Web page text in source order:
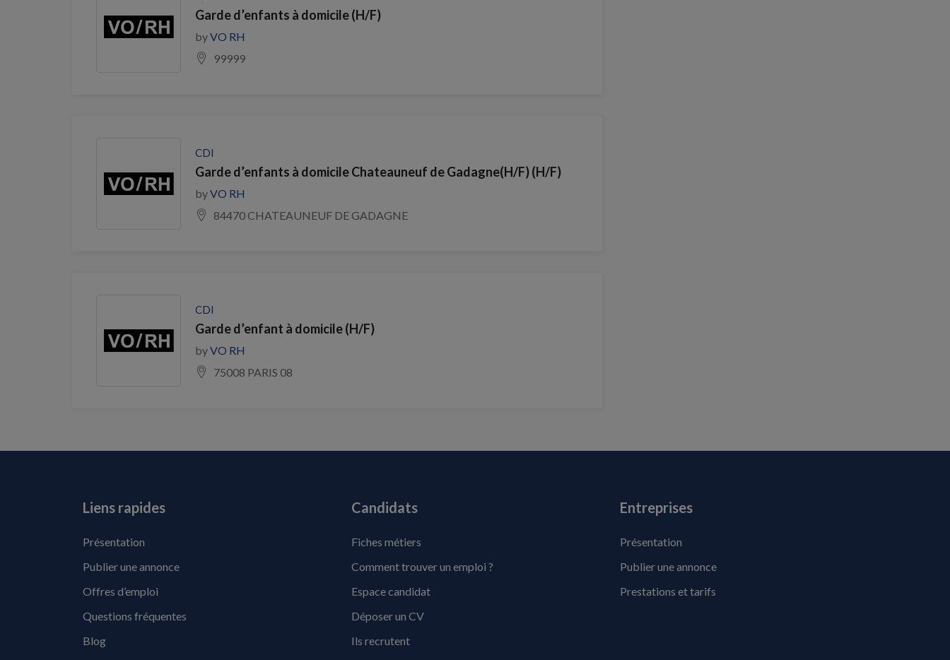
Garde d’enfants à domicile (H/F)
byVO RH
99999
CDI
Garde d’enfants à domicile Chateauneuf de Gadagne(H/F) (H/F)
byVO RH
84470 CHATEAUNEUF DE GADAGNE
CDI
Garde d’enfant à domicile (H/F)
byVO RH
75008 PARIS 08
Liens rapides
Présentation
Publier une annonce
Offres d’emploi
Questions fréquentes
Blog
Candidats
Fiches métiers
Comment trouver un emploi ?
Espace candidat
Déposer un CV
Ils recrutent
Entreprises
Présentation
Publier une annonce
Prestations et tarifs